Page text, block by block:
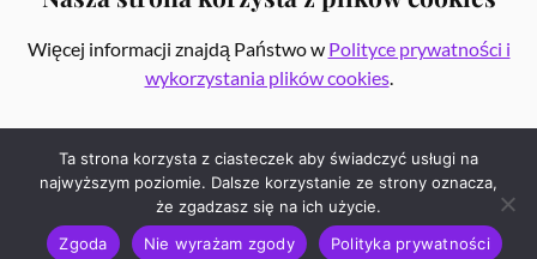
Więcej informacji znajdą Państwo w Polityce prywatności i
wykorzystania plików cookies.
OPARTE NAWORDPRESS & THEME BYANDERS NORÉN
Ta strona korzysta z ciasteczek aby świadczyć usługi na
najwyższym poziomie. Dalsze korzystanie ze strony oznacza,
że zgadzasz się na ich użycie.
Zgoda
Nie wyrażam zgody Polityka prywatności